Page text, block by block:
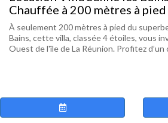
Chauffée à 200 mètres à
À seulement 200 mètres à pied du
Bains, cette villa, classée 4 étoiles, vous
Ouest de l'île de La Réunion. Profitez